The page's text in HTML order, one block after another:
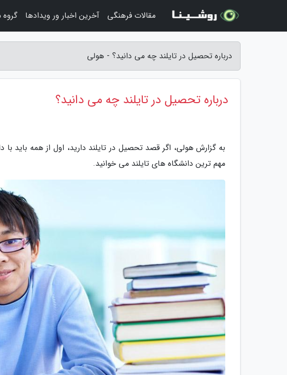
درباره تحصیل در تایلند چه می دانید؟ - هولی
درباره تحصیل در تایلند چه می دانید؟
به گزارش هولی، اگر قصد تحصیل در تایلند دارید، اول از همه باید با
مهم ترین دانشگاه های تایلند می خوانید.
مقالات فرهنگی آخرین اخبار ور ویدادها گروه